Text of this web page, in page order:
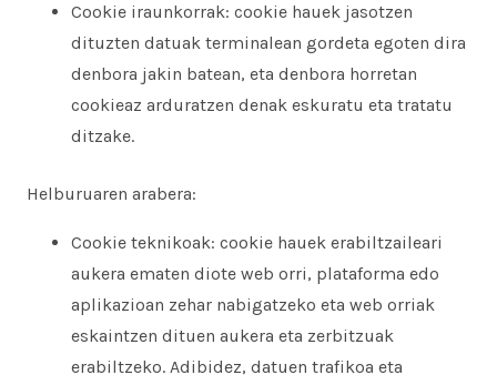
Cookie iraunkorrak: cookie hauek jasotzen
dituzten datuak terminalean gordeta egoten dira
denbora jakin batean, eta denbora horretan
cookieaz arduratzen denak eskuratu eta tratatu
ditzake.
Helburuaren arabera:
Cookie teknikoak: cookie hauek erabiltzaileari
aukera ematen diote web orri, plataforma edo
aplikazioan zehar nabigatzeko eta web orriak
eskaintzen dituen aukera eta zerbitzuak
erabiltzeko. Adibidez, datuen trafikoa eta